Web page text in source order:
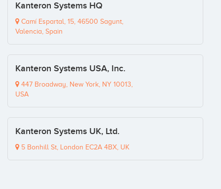
Kanteron Systems HQ
Camí Espartal, 15, 46500 Sagunt,
Valencia, Spain
Kanteron Systems USA, Inc.
447 Broadway, New York, NY 10013,
USA
Kanteron Systems UK, Ltd.
5 Bonhill St, London EC2A 4BX, UK